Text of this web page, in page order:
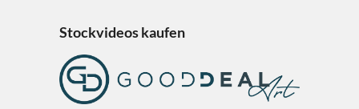
Stockvideos kaufen